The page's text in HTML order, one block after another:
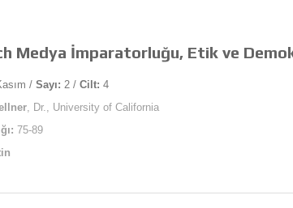
Medya İmparatorluğu, Etik ve
/ Sayı: 2 / Cilt: 4
, Dr., University of California
75-89